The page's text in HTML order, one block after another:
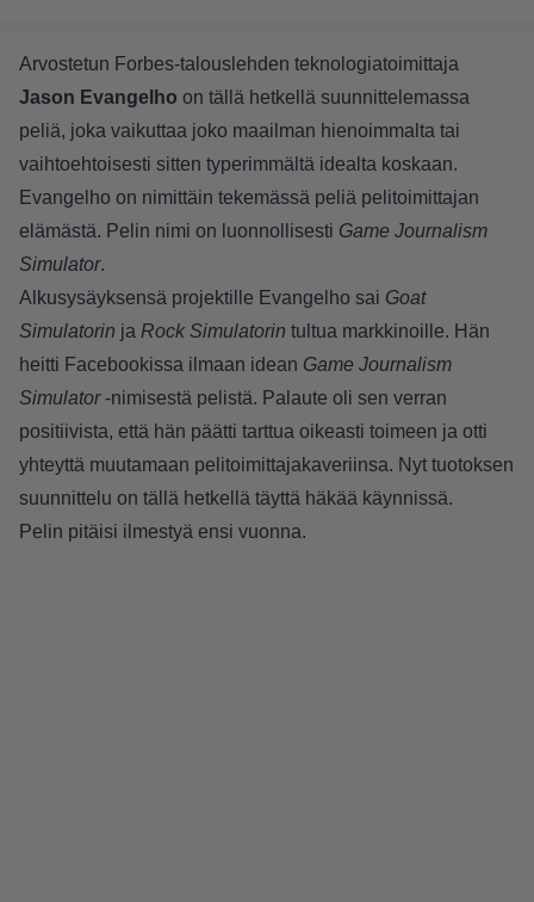
Arvostetun Forbes-talouslehden teknologiatoimittaja
Jason Evangelho on tällä hetkellä suunnittelemassa
peliä, joka vaikuttaa joko maailman hienoimmalta tai
vaihtoehtoisesti sitten typerimmältä idealta koskaan.
Evangelho on nimittäin tekemässä peliä pelitoimittajan
elämästä. Pelin nimi on luonnollisesti Game Journalism
Simulator.
Alkusysäyksensä projektille Evangelho sai Goat
Simulatorin ja Rock Simulatorin tultua markkinoille. Hän
heitti Facebookissa ilmaan idean Game Journalism
Simulator-nimisestä pelistä. Palaute oli sen verran
positiivista, että hän päätti tarttua oikeasti toimeen ja otti
yhteyttä muutamaan pelitoimittajakaveriinsa. Nyt tuotoksen
suunnittelu on tällä hetkellä täyttä häkää käynnissä.
Pelin pitäisi ilmestyä ensi vuonna.